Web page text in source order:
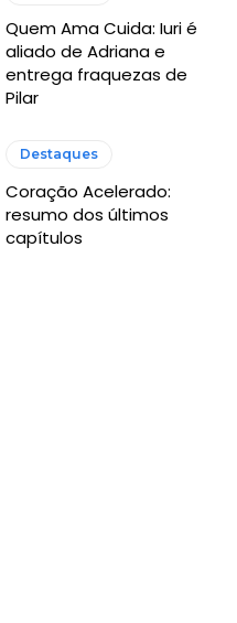
Quem Ama Cuida: Iuri é
aliado de Adriana e
entrega fraquezas de
Pilar
Destaques
Coração Acelerado:
resumo dos últimos
capítulos